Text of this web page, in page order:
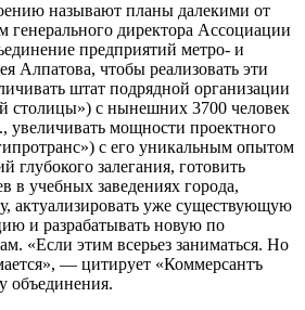
называют планы далекими от
генерального директора Ассоциации
предприятий метро- и
Алпатова, чтобы реализовать эти
штат подрядной организации
столицы») с нынешних 3700 человек
мощности проектного
с его уникальным опытом
глубокого залегания, готовить
в учебных заведениях города,
актуализировать уже существующую
и разрабатывать новую по
«Если этим всерьез заниматься. Но
— цитирует «Коммерсантъ
объединения.